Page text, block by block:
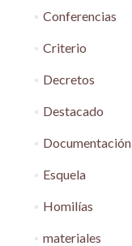
Conferencias
Criterio
Decretos
Destacado
Documentación
Esquela
Homilías
materiales